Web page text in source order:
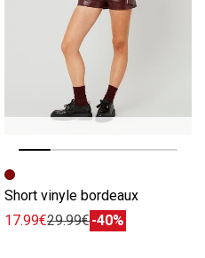
Image précédente
Image suivante
Short vinyle bordeaux
17.99€29.99€-40%